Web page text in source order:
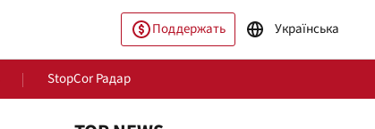
Поддержать Українська
StopCor Радар